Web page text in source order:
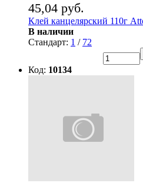
45,04 руб.
Клей канцелярский 110г
В наличии
Стандарт: 1 / 72
Код: 10134